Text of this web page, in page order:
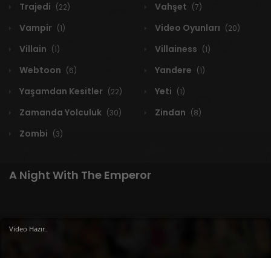
Trajedi (22) Vahşet (7)
Vampir (1) Video Oyunları (20)
Villain (1) Villainess (1)
Webtoon (6) Yandere (1)
Yaşamdan Kesitler (22) Yeti (1)
Zamanda Yolculuk (30) Zindan (8)
Zombi (3)
A Night With The Emperor
1 RESULT
Video Hazır..